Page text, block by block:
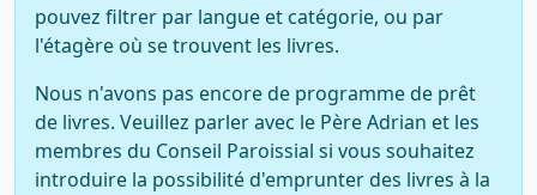
pouvez filtrer par langue et catégorie, ou par
l'étagère où se trouvent les livres.
Nous n'avons pas encore de programme de prêt
de livres. Veuillez parler avec le Père Adrian et les
membres du Conseil Paroissial si vous souhaitez
introduire la possibilité d'emprunter des livres à la